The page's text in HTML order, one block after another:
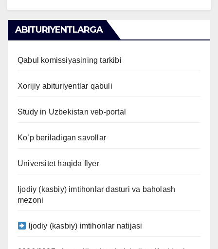
ABITURIYENTLARGA
Qabul komissiyasining tarkibi
Xorijiy abituriyentlar qabuli
Study in Uzbekistan veb-portal
Ko’p beriladigan savollar
Universitet haqida flyer
Ijodiy (kasbiy) imtihonlar dasturi va baholash
mezoni
Ijodiy (kasbiy) imtihonlar natijasi